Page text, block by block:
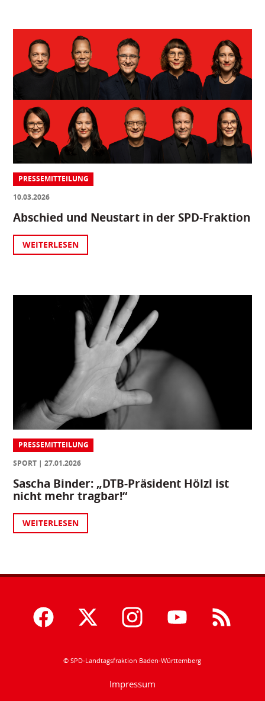
PRESSEMITTEILUNG
10.03.2026
Abschied und Neustart in der SPD-Fraktion
WEITERLESEN
PRESSEMITTEILUNG
SPORT
27.01.2026
Sascha Binder: „DTB-Präsident Hölzl ist
nicht mehr tragbar!“
WEITERLESEN
© SPD-Landtagsfraktion Baden-Württemberg
Impressum